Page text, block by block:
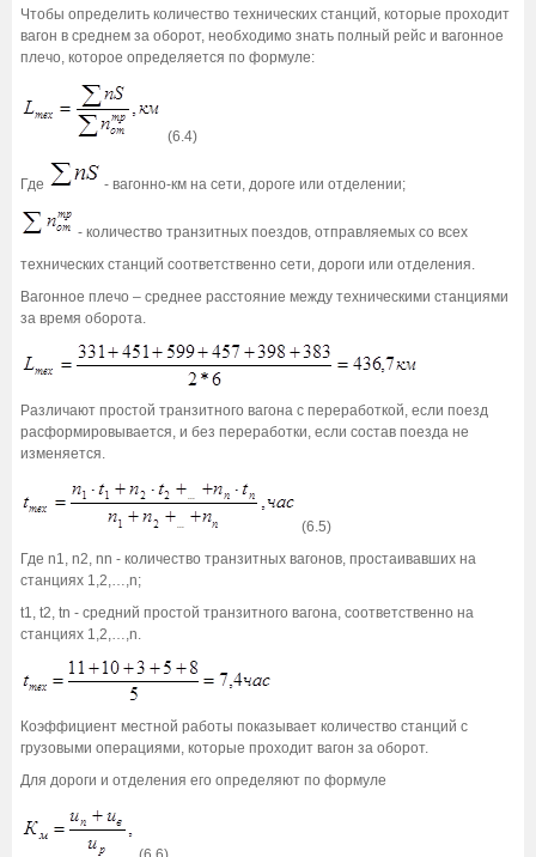
Чтобы определить количество технических станций, которые проходит
вагон в среднем за оборот, необходимо знать полный рейс и вагонное
плечо, которое определяется по формуле:
(6.4)
Где - вагонно-км на сети, дороге или отделении;
- количество транзитных поездов, отправляемых со всех
технических станций соответственно сети, дороги или отделения.
Вагонное плечо – среднее расстояние между техническими станциями
за время оборота.
Различают простой транзитного вагона с переработкой, если поезд
расформировывается, и без переработки, если состав поезда не
изменяется.
(6.5)
Где n1, n2, nn - количество транзитных вагонов, простаивавших на
станциях 1,2,…,n;
t1, t2, tn - средний простой транзитного вагона, соответственно на
станциях 1,2,…,n.
Коэффициент местной работы показывает количество станций с
грузовыми операциями, которые проходит вагон за оборот.
Для дороги и отделения его определяют по формуле